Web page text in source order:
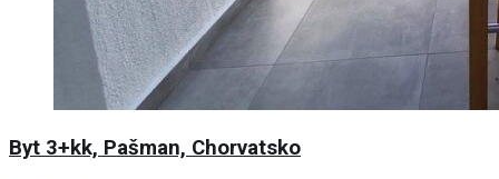
Byt 3+kk, Pašman, Chorvatsko